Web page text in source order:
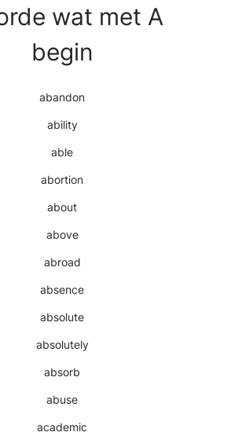
wat met A
begin
abandon
ability
able
abortion
about
above
abroad
absence
absolute
absolutely
absorb
abuse
academic